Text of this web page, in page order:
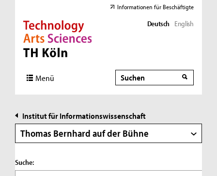
Direkt zur Hauptnavigation
Direkt zur Subnavigation
Direkt zum Inhalt
Direkt zum Fußbereich
Informationen für Beschäftigte
Deutsch English
Menü Suche
Suche
Institut für Informationswissenschaft
Thomas Bernhard auf der Bühne
Suche: